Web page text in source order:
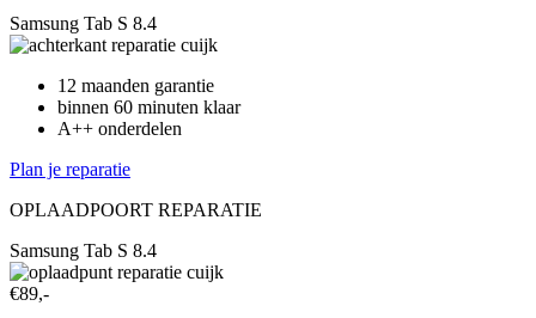
Samsung Tab S 8.4
12 maanden garantie
binnen 60 minuten klaar
A++ onderdelen
Plan je reparatie
OPLAADPOORT REPARATIE
Samsung Tab S 8.4
€89,-